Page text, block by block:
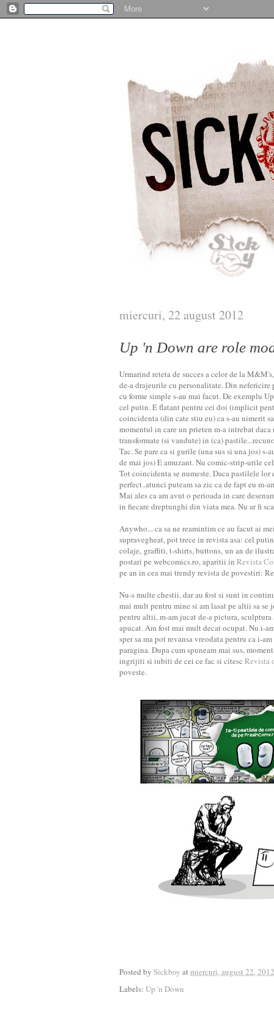
miercuri, 22 august 2012
Up 'n Down are role
Urmarind reteta de succes a celor de la
de-a drajeurile cu personalitate. Din nefericire
cu forme simple s-au mai facut. De exemplu
cel putin. E flatant pentru cei doi (implicit
coincidenta (din cate stiu eu) ca s-au nimerit
momentul in care un prieten m-a intrebat
transformate (si vandute) in (ca)
Tac. Se pare ca si gurile (una sus si una jos)
de mai jos) E amuzant. Nu comic-strip-urile
Tot coincidenta se numeste. Daca pastilele
perfect..atunci puteam sa zic ca de fapt eu m-
Mai ales ca am avut o perioada in care
in fiecare dreptunghi din viata mea. Nu ar fi
Anywho... ca sa ne reamintim ce au facut ai
supravegheat, pot trece in revista asa: cel
colaje, graffiti, t-shirts, buttons, un an de
postari pe webcomics.ro, aparitii in Revista
pe an in cea mai trendy revista de povestiri:
Nu-s multe chestii, dar au fost si sunt in
mai mult pentru mine si am lasat pe altii sa
pentru altii, m-am jucat de-a pictura,
apucat. Am fost mai mult decat ocupat. Nu i-
sper sa ma pot revansa vreodata pentru ca i-
paragina. Dupa cum spuneam mai sus,
ingrijiti si iubiti de cei ce fac si citesc Revista
poveste.
Posted by Sickboy atmiercuri, august 22, 2012
Labels: Up 'n Down